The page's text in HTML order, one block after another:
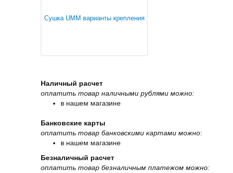
Сушка UMM варианты крепления
Наличный расчет
оплатить товар наличными рублями можно:
в нашем магазине
Банковские карты
оплатить товар банковскими картами можно:
в нашем магазине
Безналичный расчет
оплатить товар безналичным платежом можно: